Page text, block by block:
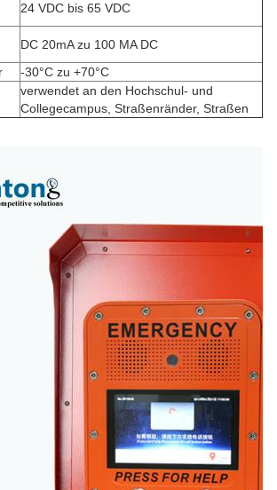
24 VDC bis 65 VDC
DC 20mA zu 100 MA DC
-30°C zu +70°C
verwendet an den Hochschul- und
Collegecampus, Straßenränder, Straßen